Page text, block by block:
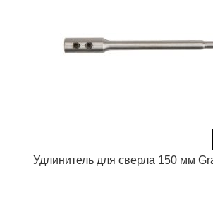
Удлинитель для сверла 150 мм